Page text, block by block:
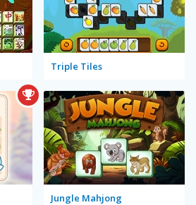
Triple Tiles
Jungle Mahjong